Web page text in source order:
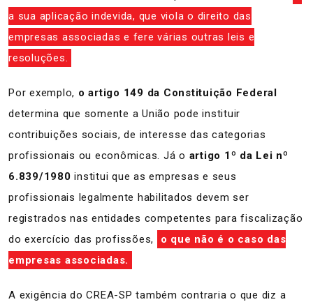
a sua aplicação indevida, que viola o direito das
empresas associadas e fere várias outras leis e
resoluções.
Por exemplo, o artigo 149 da Constituição Federal
determina que somente a União pode instituir
contribuições sociais, de interesse das categorias
profissionais ou econômicas. Já o artigo 1º da Lei nº
6.839/1980 institui que as empresas e seus
profissionais legalmente habilitados devem ser
registrados nas entidades competentes para fiscalização
do exercício das profissões,
o que não é o caso das
empresas associadas.
A exigência do CREA-SP também contraria o que diz a